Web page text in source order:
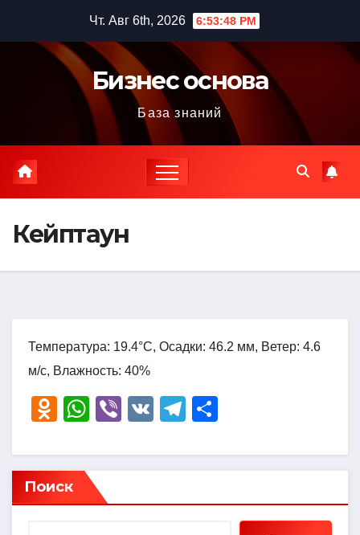
содержимому
Чт. Авг 6th, 2026 6:53:49 PM
Бизнес основа
База знаний
Кейптаун
Температура: 19.4°C, Осадки: 46.2 мм, Ветер: 4.6
м/с, Влажность: 40%
O
n
o
kl
W
at
s
A
Vi
er
V
T
e
a
р
в
Поиск